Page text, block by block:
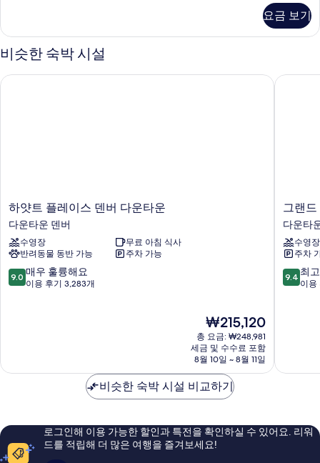
기
1
개,
장
애
진
모
두
보
기
즈
대
개,
요금 보기
비슷한 숙박 시설
하
얏
트
플
레
이
스
다
덴
하얏트 플레이스 덴버 다운타운
다운타운 덴버
수영장
무료 아침 식사
반려동물 동반 가능
주차 가능
10
점
우
요,
용
9.0 매우 훌륭해요
이용 후기 3,283개
현
재
요
금
₩215,120
₩215,120
총 요금: ₩248,981
세금 및 수수료 포함
8월 10일 ~ 8월 11일
하얏트 플레이스 덴버 다운타운
그
랜
드
하
얏
트
덴
버
그랜
다운타
수영장
주차
10
점
고
용
후
9.4 최
이용
그랜드
비슷한 숙박 시설 비교하기
로그인해 이용 가능한 할인과 특전을 확인하실 수 있어요. 리워
드를 적립해 더 많은 여행을 즐겨보세요!